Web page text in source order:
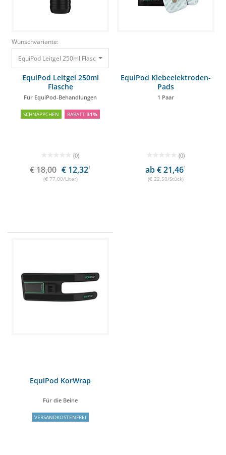
Wunschvariante:
EquiPod Leitgel 250ml Flasche Für EquiPod-Behandlungen
EquiPod Leitgel 250ml
Flasche
Für EquiPod-Behandlungen
SCHNÄPPCHEN RABATT 31%
(0)
€ 18,00 € 12,321
(€ 77,00/Liter)
EquiPod Klebeelektroden-
Pads
1 Paar
(0)
ab € 21,461
(€ 22,50/Stück)
EquiPod KorWrap
Für die Beine
VERSANDKOSTENFREI